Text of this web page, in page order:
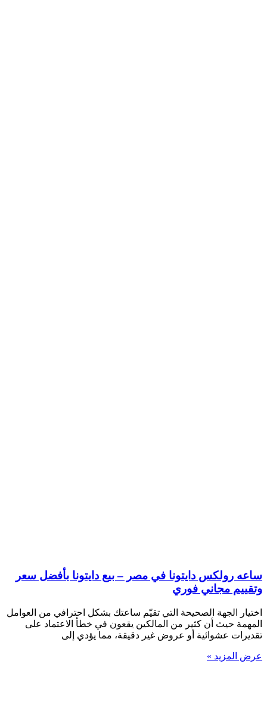
ساعه رولكس دايتونا في مصر – بيع دايتونا بأفضل سعر
وتقييم مجاني فوري
اختيار الجهة الصحيحة التي تقيّم ساعتك بشكل احترافي من العوامل
المهمة حيث أن كثير من المالكين يقعون في خطأ الاعتماد على
تقديرات عشوائية أو عروض غير دقيقة، مما يؤدي إلى
عرض المزيد »